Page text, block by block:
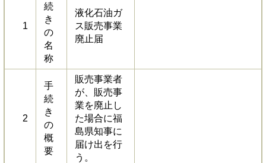
1
続
き
の
名
称
液化石油ガ
ス販売事業
廃止届
2
手
続
き
の
概
要
販売事業者
が、販売事
業を廃止し
た場合に福
島県知事に
届け出を行
う。